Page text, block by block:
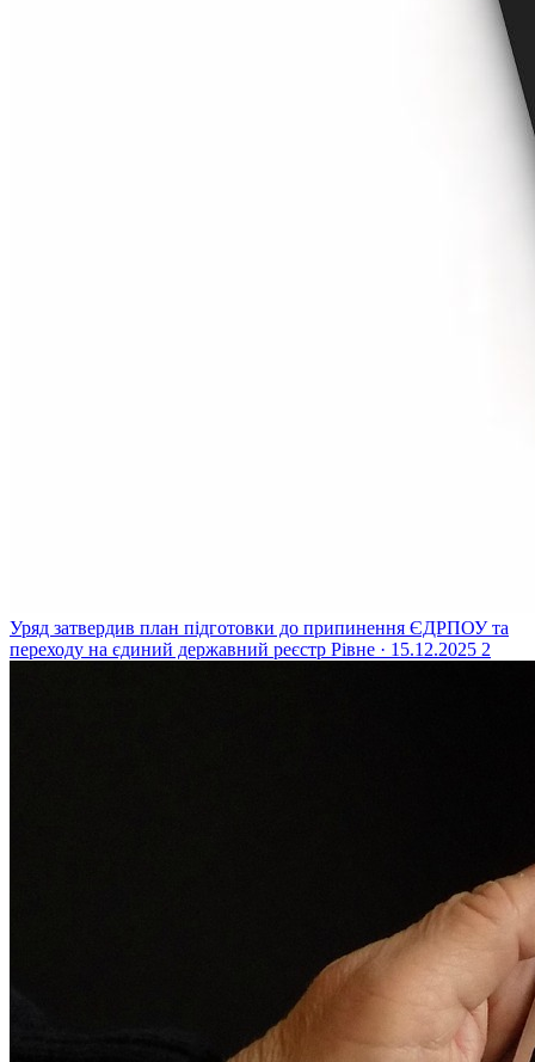
Уряд затвердив план підготовки до припинення ЄДРПОУ та
переходу на єдиний державний реєстр Рівне · 15.12.2025 2